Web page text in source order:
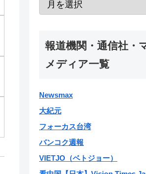
報道機関・通信社・
メディア一覧
Newsmax
大紀元
フォーカス台湾
バンコク週報
VIETJO（ベトジョー）